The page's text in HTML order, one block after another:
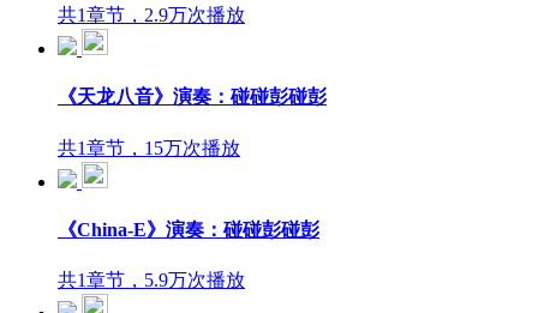
共1章节，2.9万次播放
《天龙八音》演奏：碰碰彭碰彭
共1章节，15万次播放
《China-E》演奏：碰碰彭碰彭
共1章节，5.9万次播放